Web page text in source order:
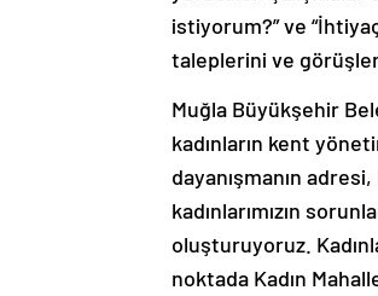
istiyorum?” ve
taleplerini ve
Muğla Büyükşehir
kadınların kent
dayanışmanın
kadınlarımızın
oluşturuyoruz.
noktada Kadın